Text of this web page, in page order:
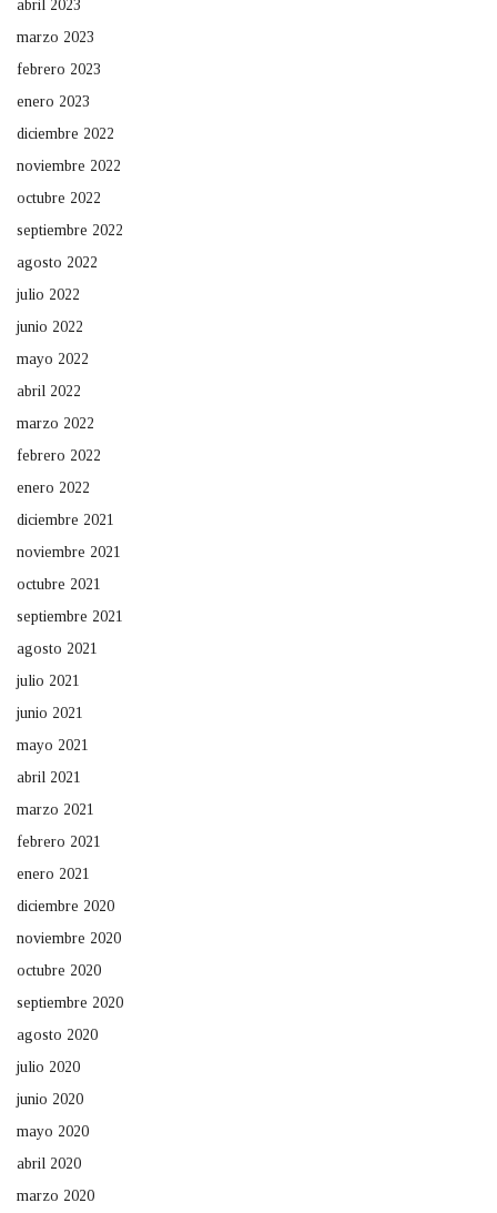
abril 2023
marzo 2023
febrero 2023
enero 2023
diciembre 2022
noviembre 2022
octubre 2022
septiembre 2022
agosto 2022
julio 2022
junio 2022
mayo 2022
abril 2022
marzo 2022
febrero 2022
enero 2022
diciembre 2021
noviembre 2021
octubre 2021
septiembre 2021
agosto 2021
julio 2021
junio 2021
mayo 2021
abril 2021
marzo 2021
febrero 2021
enero 2021
diciembre 2020
noviembre 2020
octubre 2020
septiembre 2020
agosto 2020
julio 2020
junio 2020
mayo 2020
abril 2020
marzo 2020